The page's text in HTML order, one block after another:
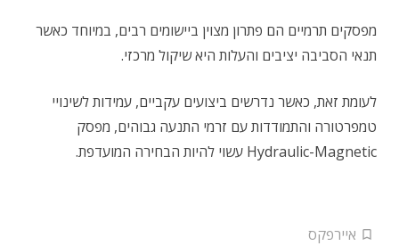
מפסקים תרמיים הם פתרון מצוין ביישומים רבים, במיוחד כאשר
תנאי הסביבה יציבים והעלות היא שיקול מרכזי.
לעומת זאת, כאשר נדרשים ביצועים עקביים, עמידות לשינויי
טמפרטורה והתמודדות עם זרמי התנעה גבוהים, מפסק
Hydraulic-Magnetic עשוי להיות הבחירה המועדפת.
איירפקס